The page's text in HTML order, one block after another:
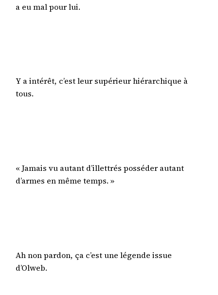
a eu mal pour lui.
Y a intérêt, c’est leur supérieur hiérarchique à
tous.
« Jamais vu autant d’illettrés posséder autant
d’armes en même temps. »
Ah non pardon, ça c’est une légende issue
d’Olweb.